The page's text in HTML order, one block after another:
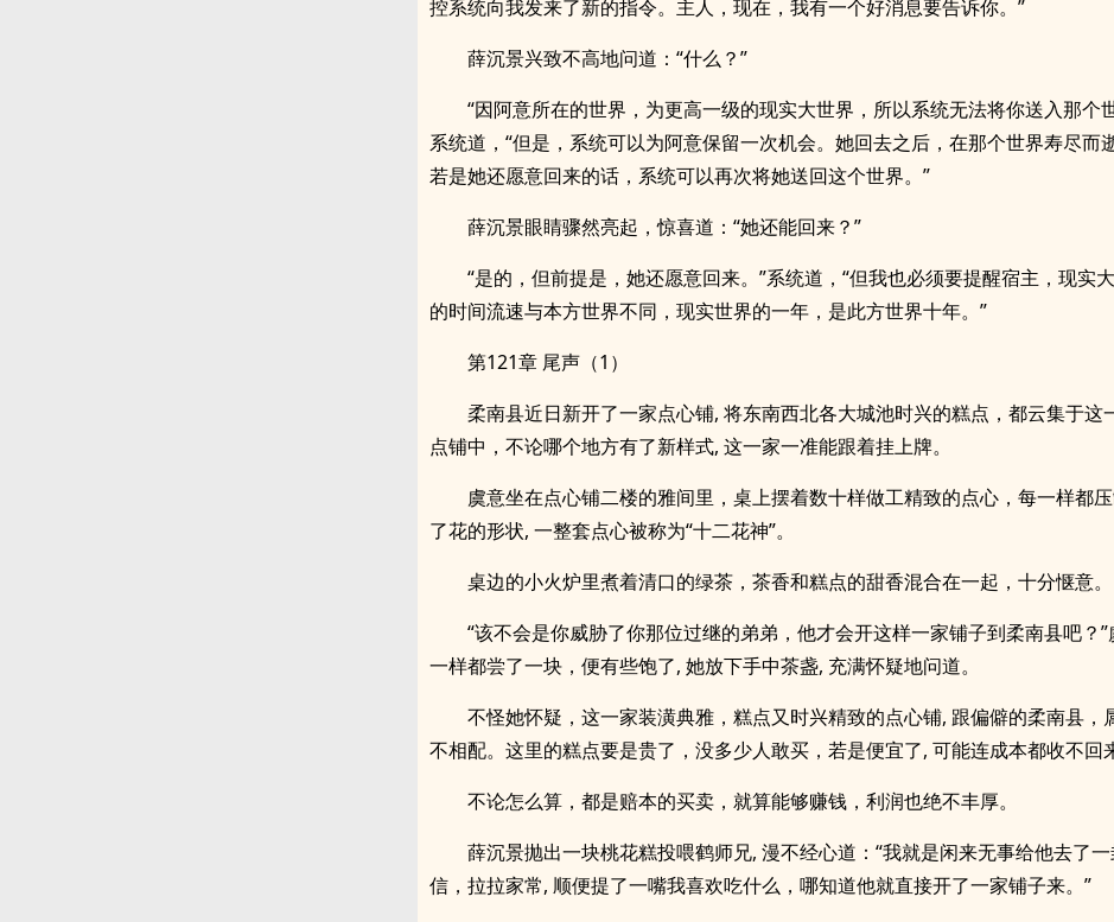
控系统向我发来了新的指令。主人，现在，我有一个好消息要告诉你。”
薛沉景兴致不高地问道：“什么？”
“因阿意所在的世界，为更高一级的现实大世界，所以系统无法将你送入那个
系统道，“但是，系统可以为阿意保留一次机会。她回去之后，在那个世界寿尽而
若是她还愿意回来的话，系统可以再次将她送回这个世界。”
薛沉景眼睛骤然亮起，惊喜道：“她还能回来？”
“是的，但前提是，她还愿意回来。”系统道，“但我也必须要提醒宿主，现实
的时间流速与本方世界不同，现实世界的一年，是此方世界十年。”
第121章 尾声（1）
柔南县近日新开了一家点心铺, 将东南西北各大城池时兴的糕点，都云集于这
点铺中，不论哪个地方有了新样式, 这一家一准能跟着挂上牌。
虞意坐在点心铺二楼的雅间里，桌上摆着数十样做工精致的点心，每一样都
了花的形状, 一整套点心被称为“十二花神”。
桌边的小火炉里煮着清口的绿茶，茶香和糕点的甜香混合在一起，十分惬意。
“该不会是你威胁了你那位过继的弟弟，他才会开这样一家铺子到柔南县吧？
一样都尝了一块，便有些饱了, 她放下手中茶盏, 充满怀疑地问道。
不怪她怀疑，这一家装潢典雅，糕点又时兴精致的点心铺, 跟偏僻的柔南县，
不相配。这里的糕点要是贵了，没多少人敢买，若是便宜了, 可能连成本都收不回
不论怎么算，都是赔本的买卖，就算能够赚钱，利润也绝不丰厚。
薛沉景抛出一块桃花糕投喂鹤师兄, 漫不经心道：“我就是闲来无事给他去了
信，拉拉家常, 顺便提了一嘴我喜欢吃什么，哪知道他就直接开了一家铺子来。”